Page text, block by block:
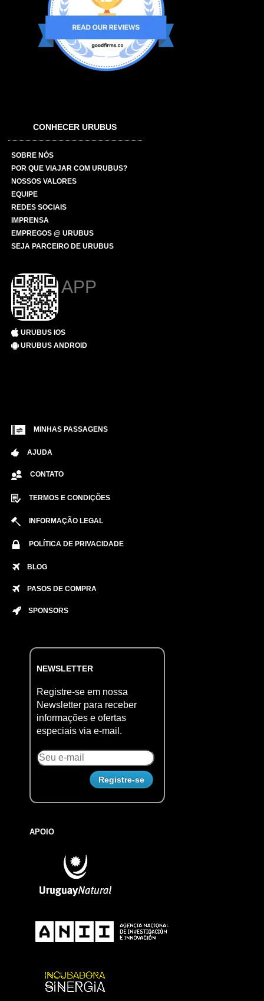
CONHECER URUBUS
SOBRE NÓS
POR QUE VIAJAR COM URUBUS?
NOSSOS VALORES
EQUIPE
REDES SOCIAIS
IMPRENSA
EMPREGOS @ URUBUS
SEJA PARCEIRO DE URUBUS
APP
URUBUS IOS
URUBUS ANDROID
MINHAS PASSAGENS
AJUDA
CONTATO
TERMOS E CONDIÇÕES
INFORMAÇÃO LEGAL
POLÍTICA DE PRIVACIDADE
BLOG
PASOS DE COMPRA
SPONSORS
NEWSLETTER
Registre-se em nossa
Newsletter para receber
informações e ofertas
especiais via e-mail.
APOIO